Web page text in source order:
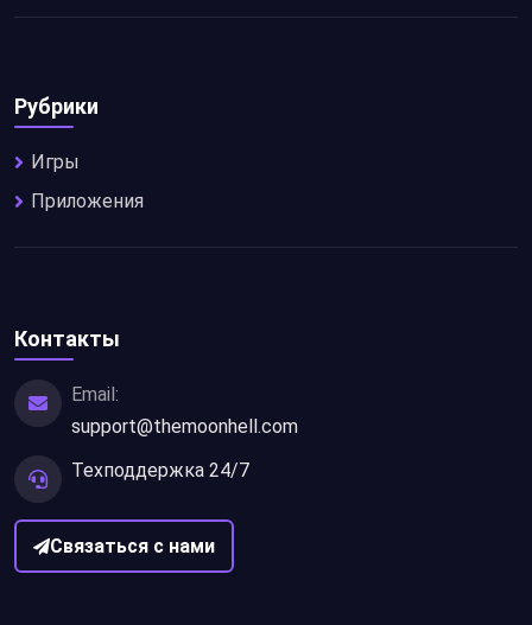
Рубрики
Игры
Приложения
Контакты
Email:
support@themoonhell.com
Техподдержка 24/7
Связаться с нами